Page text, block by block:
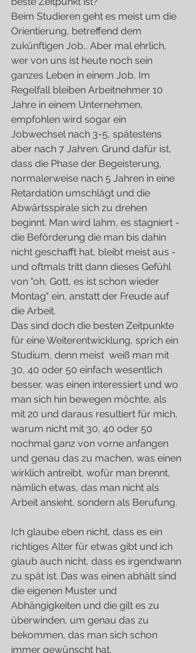
Beim Studieren geht es meist um die
Orientierung, betreffend dem
zukünftigen Job,. Aber mal ehrlich,
wer von uns ist heute noch sein
ganzes Leben in einem Job, Im
Regelfall bleiben Arbeitnehmer 10
Jahre in einem Unternehmen,
empfohlen wird sogar ein
Jobwechsel nach 3-5, spätestens
aber nach 7 Jahren. Grund dafür ist,
dass die Phase der Begeisterung,
normalerweise nach 5 Jahren in eine
Retardati0n umschlägt und die
Abwärtsspirale sich zu drehen
beginnt. Man wird lahm, es stagniert -
die Beförderung die man bis dahin
nicht geschafft hat, bleibt meist aus -
und oftmals tritt dann dieses Gefühl
von "oh, Gott, es ist schon wieder
Montag" ein, anstatt der Freude auf
die Arbeit.
Das sind doch die besten Zeitpunkte
für eine Weiterentwicklung, sprich ein
Studium, denn meist  weiß man mit
30, 40 oder 50 einfach wesentlich
besser, was einen interessiert und wo
man sich hin bewegen möchte, als
mit 20 und daraus resultiert für mich,
warum nicht mit 30, 40 oder 50
nochmal ganz von vorne anfangen
und genau das zu machen, was einen
wirklich antreibt, wofür man brennt,
nämlich etwas, das man nicht als
Arbeit ansieht, sondern als Berufung.
Ich glaube eben nicht, dass es ein
richtiges Alter für etwas gibt und ich
glaub auch nicht, dass es irgendwann
zu spät ist. Das was einen abhält sind
die eigenen Muster und
Abhängigkeiten und die gilt es zu
überwinden, um genau das zu
bekommen, das man sich schon
immer gewünscht hat.